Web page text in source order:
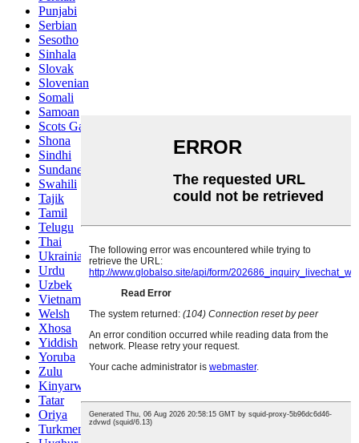
Punjabi
Serbian
Sesotho
Sinhala
Slovak
Slovenian
Somali
Samoan
Scots Gaelic
Shona
Sindhi
Sundanese
Swahili
Tajik
Tamil
Telugu
Thai
Ukrainian
Urdu
Uzbek
Vietnamese
Welsh
Xhosa
Yiddish
Yoruba
Zulu
Kinyarwanda
Tatar
Oriya
Turkmen